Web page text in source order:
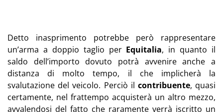
Detto inasprimento potrebbe però rappresentare
un’arma a doppio taglio per Equitalia, in quanto il
saldo dell’importo dovuto potrà avvenire anche a
distanza di molto tempo, il che implicherà la
svalutazione del veicolo. Perciò il contribuente, quasi
certamente, nel frattempo acquisterà un altro mezzo,
avvalendosi del fatto che raramente verrà iscritto un